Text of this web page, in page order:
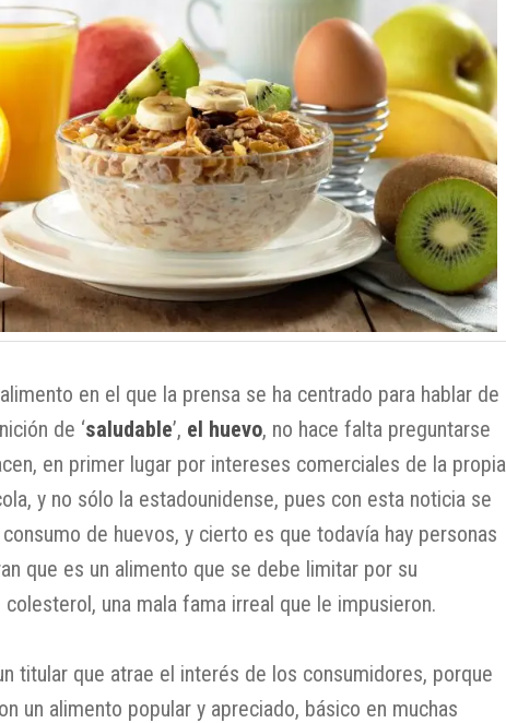
en el que la prensa se ha centrado para hablar de
de ‘saludable’, el huevo, no hace falta preguntarse
en primer lugar por intereses comerciales de la propia
y no sólo la estadounidense, pues con esta noticia se
de huevos, y cierto es que todavía hay personas
que es un alimento que se debe limitar por su
una mala fama irreal que le impusieron.
titular que atrae el interés de los consumidores, porque
un alimento popular y apreciado, básico en muchas